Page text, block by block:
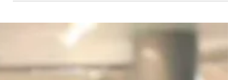
うらかわ旅PHOTO-その１-